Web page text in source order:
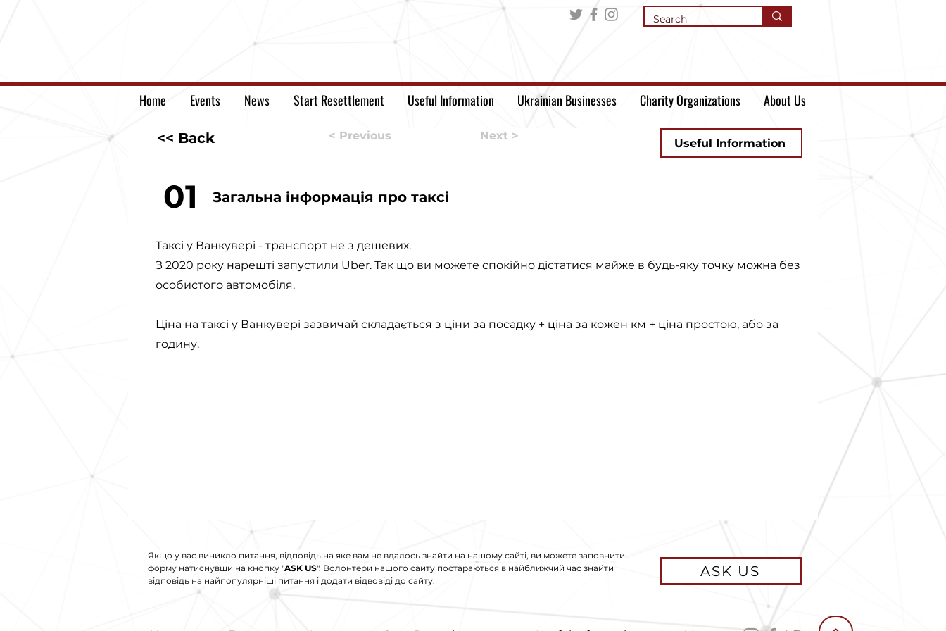
Home Events News Start Resettlement Useful Information Ukrainian Businesses Charity Organizations About Us
<< Back < Previous Next >
Useful Information
01 Загальна інформація про таксі
Таксі у Ванкувері - транспорт не з дешевих.
З 2020 року нарешті запустили Uber. Так що ви можете спокійно дістатися майже в будь-яку точку можна без
особистого автомобіля.
Ціна на таксі у Ванкувері зазвичай складається з ціни за посадку + ціна за кожен км + ціна простою, або за
годину.
Якщо у вас виникло питання, відповідь на яке вам не вдалось знайти на нашому сайті, ви можете заповнити
форму натиснувши на кнопку "ASK US". Волонтери нашого сайту постараються в найближчий час знайти
відповідь на найпопулярніші питання і додати відвовіді до сайту.
ASK US